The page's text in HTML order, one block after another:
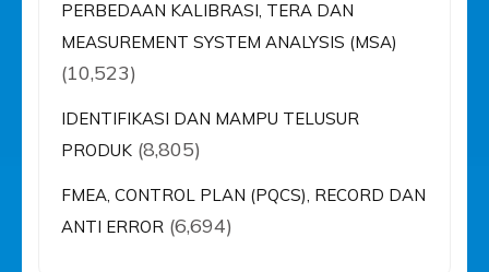
PERBEDAAN KALIBRASI, TERA DAN
MEASUREMENT SYSTEM ANALYSIS (MSA)
(10,523)
IDENTIFIKASI DAN MAMPU TELUSUR
PRODUK (8,805)
FMEA, CONTROL PLAN (PQCS), RECORD DAN
ANTI ERROR (6,694)